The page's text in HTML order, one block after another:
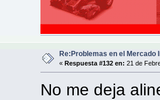
Re:Problemas en el Mercado
«Respuesta #132 en: 21 de
No me deja